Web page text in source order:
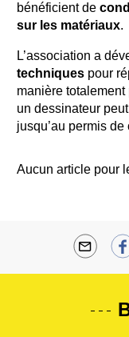
bénéficient de
sur les matériaux.
L’association a
techniques pour
manière
un dessinateur
jusqu’au permis de
Aucun article pour